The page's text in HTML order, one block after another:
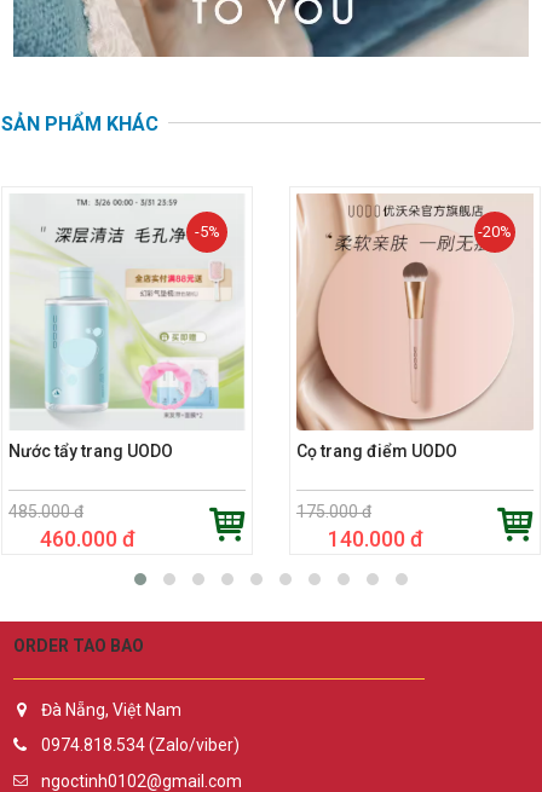
SẢN PHẨM KHÁC
-5%
Nước tẩy trang UODO
485.000 đ
460.000 đ
-20%
Cọ trang điểm UODO
175.000 đ
140.000 đ
ORDER TAO BAO
Đà Nẵng, Việt Nam
0974.818.534 (Zalo/viber)
ngoctinh0102@gmail.com